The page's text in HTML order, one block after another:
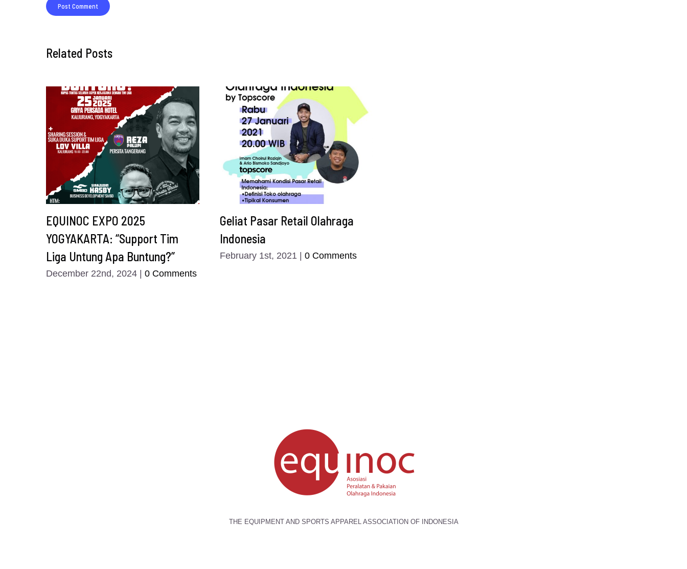
Related Posts
EQUINOC EXPO 2025
YOGYAKARTA: “Support Tim
Liga Untung Apa Buntung?”
December 22nd, 2024 | 0 Comments
Geliat Pasar Retail Olahraga
Indonesia
February 1st, 2021 | 0 Comments
THE EQUIPMENT AND SPORTS APPAREL ASSOCIATION OF INDONESIA